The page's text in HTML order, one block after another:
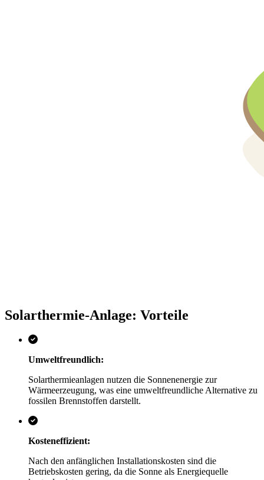
Solarthermie-Anlage: Vorteile
Umweltfreundlich:
Solarthermieanlagen nutzen die Sonnenenergie zur
Wärmeerzeugung, was eine umweltfreundliche Alternative zu
fossilen Brennstoffen darstellt.
Kosteneffizient:
Nach den anfänglichen Installationskosten sind die
Betriebskosten gering, da die Sonne als Energiequelle